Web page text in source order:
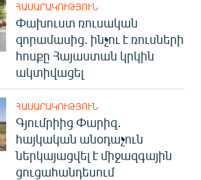
ՀԱՍԱՐԱԿՈՒԹՅՈՒՆ
Փախուստ ռուսական
զորամասից. ինչու է ռուսների
հոսքը Հայաստան կրկին
ակտիվացել
ՀԱՍԱՐԱԿՈՒԹՅՈՒՆ
Գյումրիից Փարիզ․
հայկական անօդաչուն
ներկայացվել է միջազգային
ցուցահանդեսում